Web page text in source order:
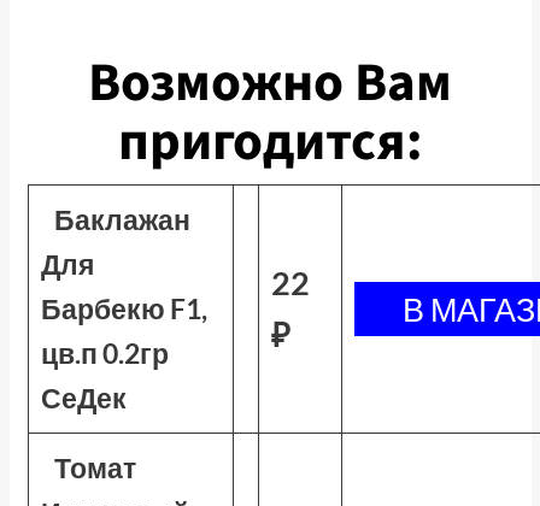
Возможно Вам
пригодится:
Баклажан
Для
Барбекю F1,
цв.п 0.2гр
СеДек
22
₽
Томат